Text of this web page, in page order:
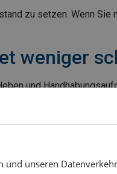
zu setzen. Wenn Sie
weniger
und
für ihre Mitarbeiter zu
Komponente der
damit auch
und unseren